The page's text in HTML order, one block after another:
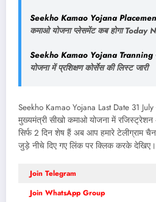
Seekho Kamao Yojana
कमाओ योजना प्लेसमेंट कब होगा Today
Seekho Kamao Yojana Tranning
योजना में प्रशिक्षण कोर्सेस की लिस्ट जारी
Seekho Kamao Yojana Last Date 31
मुख्यमंत्री सीखो कमाओ योजना में
सिर्फ 2 दिन शेष हैं अब आप हमारे टेलीग्राम
जुड़े नीचे दिए गए लिंक पर क्लिक करके देखिए।
Join Telegram
Join WhatsApp Group